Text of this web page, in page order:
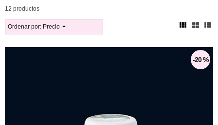
12 productos
Ordenar por: Precio
-20 %